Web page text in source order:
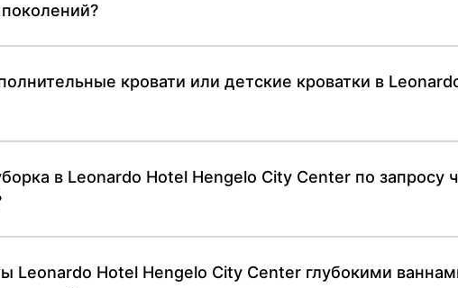
кровати или детские кроватки в
в Leonardo Hotel Hengelo City Center по запросу
Leonardo Hotel Hengelo City Center глубокими